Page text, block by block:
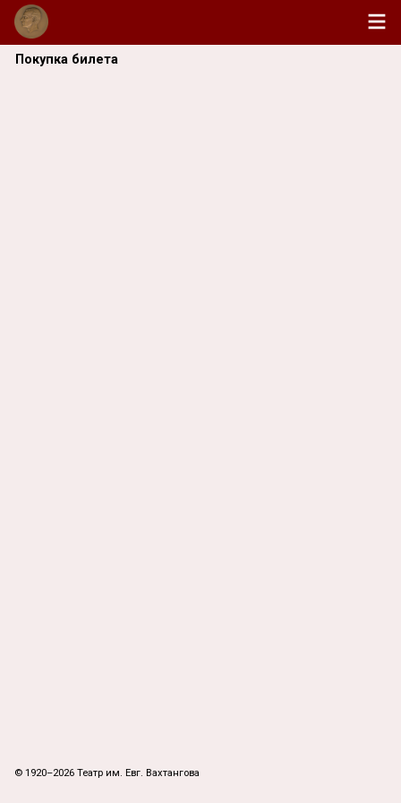
Покупка билета
© 1920–2026 Театр им. Евг. Вахтангова